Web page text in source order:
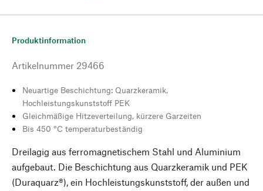
Produktinformation
Artikelnummer 29466
Neuartige Beschichtung: Quarzkeramik,
Hochleistungskunststoff PEK
Gleichmäßige Hitzeverteilung, kürzere Garzeiten
Bis 450 °C temperaturbeständig
Dreilagig aus ferromagnetischem Stahl und Aluminium
aufgebaut. Die Beschichtung aus Quarzkeramik und PEK
(Duraquarz®), ein Hochleistungskunststoff, der außen und